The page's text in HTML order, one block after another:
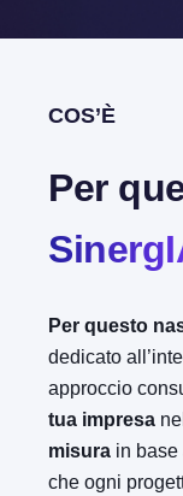
COS’È
Per
Per questo
dedicato
approccio
tua impresa
misura in
che ogni